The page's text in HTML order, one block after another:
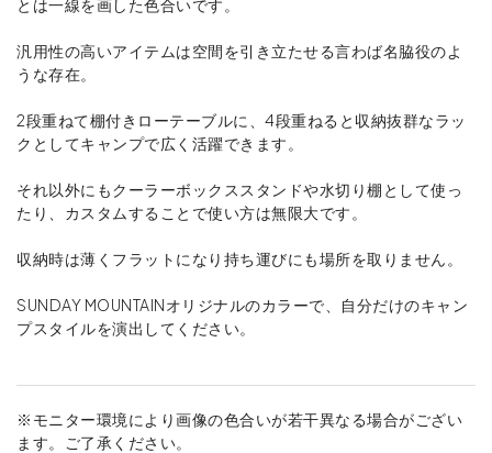
とは一線を画した色合いです。
汎用性の高いアイテムは空間を引き立たせる言わば名脇役のよ
うな存在。
2段重ねて棚付きローテーブルに、4段重ねると収納抜群なラッ
クとしてキャンプで広く活躍できます。
それ以外にもクーラーボックススタンドや水切り棚として使っ
たり、カスタムすることで使い方は無限大です。
収納時は薄くフラットになり持ち運びにも場所を取りません。
SUNDAY MOUNTAINオリジナルのカラーで、自分だけのキャン
プスタイルを演出してください。
※モニター環境により画像の色合いが若干異なる場合がござい
ます。ご了承ください。